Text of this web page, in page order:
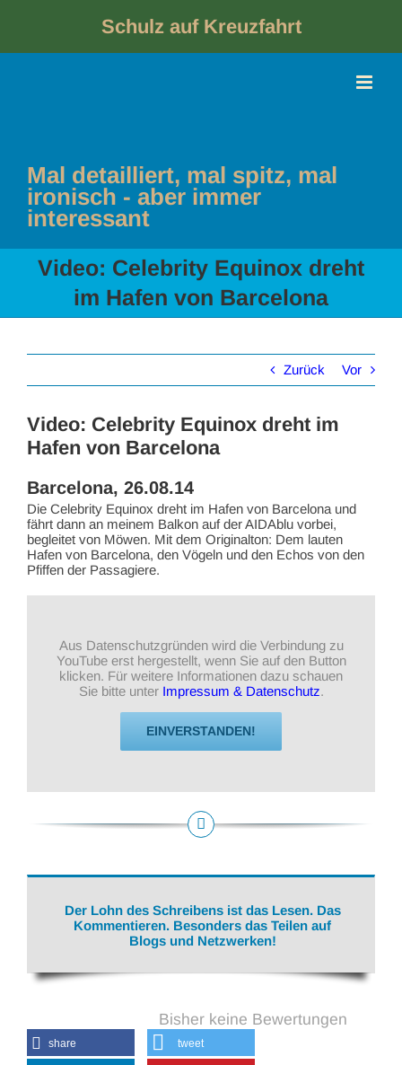
Schulz auf Kreuzfahrt
Mal detailliert, mal spitz, mal
ironisch - aber immer
interessant
Video: Celebrity Equinox dreht
im Hafen von Barcelona
Zurück Vor
Video: Celebrity Equinox dreht im
Hafen von Barcelona
Barcelona, 26.08.14
Die Celebrity Equinox dreht im Hafen von Barcelona und
fährt dann an meinem Balkon auf der AIDAblu vorbei,
begleitet von Möwen. Mit dem Originalton: Dem lauten
Hafen von Barcelona, den Vögeln und den Echos von den
Pfiffen der Passagiere.
Aus Datenschutzgründen wird die Verbindung zu
YouTube erst hergestellt, wenn Sie auf den Button
klicken. Für weitere Informationen dazu schauen
Sie bitte unter Impressum & Datenschutz.
EINVERSTANDEN!
Der Lohn des Schreibens ist das Lesen. Das
Kommentieren. Besonders das Teilen auf
Blogs und Netzwerken!
Bisher keine Bewertungen
share tweet